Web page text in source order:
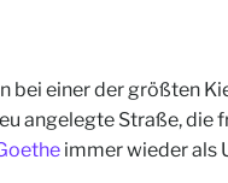
bei einer der größten
angelegte Straße, die
immer wieder als